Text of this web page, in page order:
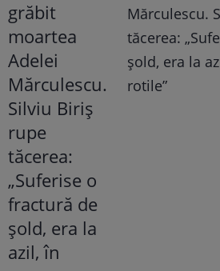
Mărculescu.
tăcerea:
șold, era la
rotile”